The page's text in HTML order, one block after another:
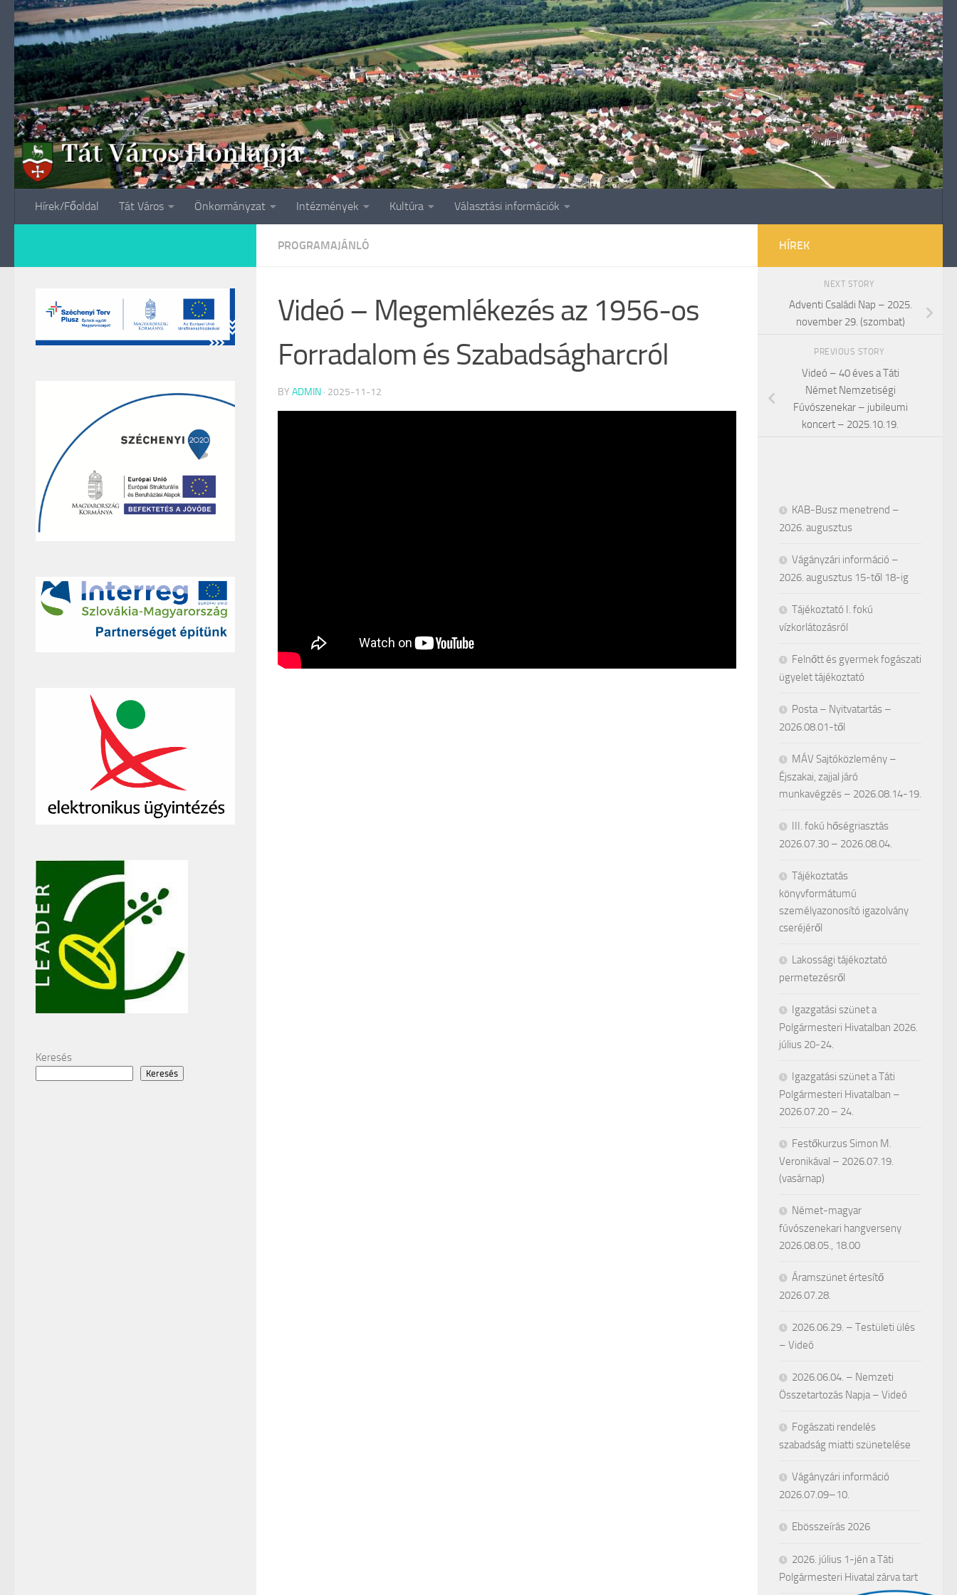
Skip to content
Hírek/Főoldal Tát Város Önkormányzat Intézmények Kultúra Választási információk
PROGRAMAJÁNLÓ
Videó – Megemlékezés az 1956-os
Forradalom és Szabadságharcról
BY ADMIN · 2025-11-12
Keresés
Keresés
HÍREK
NEXT STORY
Adventi Családi Nap – 2025.
november 29. (szombat)
PREVIOUS STORY
Videó – 40 éves a Táti
Német Nemzetiségi
Fúvószenekar – jubileumi
koncert – 2025.10.19.
KAB-Busz menetrend –
2026. augusztus
Vágányzári információ –
2026. augusztus 15-től 18-ig
Tájékoztató I. fokú
vízkorlátozásról
Felnőtt és gyermek fogászati
ügyelet tájékoztató
Posta – Nyitvatartás –
2026.08.01-től
MÁV Sajtóközlemény –
Éjszakai, zajjal járó
munkavégzés – 2026.08.14-19.
III. fokú hőségriasztás
2026.07.30 – 2026.08.04.
Tájékoztatás
könyvformátumú
személyazonosító igazolvány
cseréjéről
Lakossági tájékoztató
permetezésről
Igazgatási szünet a
Polgármesteri Hivatalban 2026.
július 20-24.
Igazgatási szünet a Táti
Polgármesteri Hivatalban –
2026.07.20 – 24.
Festőkurzus Simon M.
Veronikával – 2026.07.19.
(vasárnap)
Német-magyar
fúvószenekari hangverseny
2026.08.05., 18.00
Áramszünet értesítő
2026.07.28.
2026.06.29. – Testületi ülés
– Videó
2026.06.04. – Nemzeti
Összetartozás Napja – Videó
Fogászati rendelés
szabadság miatti szünetelése
Vágányzári információ
2026.07.09–10.
Ebösszeírás 2026
2026. július 1-jén a Táti
Polgármesteri Hivatal zárva tart